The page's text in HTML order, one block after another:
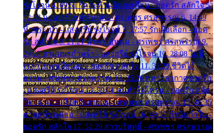
รุ่งโรจน์ 4. 09:51 รักสะท้านดินสะเทือน - ยอดรัก สลักใจ 5.
12:23 มอเตอร์ไซค์ทำหล่น - ศรเพชร ศรสุพรรณ 6. 14:49
หิ้วกระเป๋า - แสงสุรีย์ รุ่งโรจน์ 7. 17:57 รักเผื่อเลือก - ยอด
รัก สลักใจ 8. 21:21 น้ำตาไอ้หนุ่ม - ศรเพชร ศรสุพรรณ 9.
24:27 สามเณรกำพร้า - แสงสุรีย์ รุ่งโรจน์ 10. 28:08 ไม่มี
เวลาไปหาเมียน้อย - ยอดรัก สลักใจ 11. 31:29 ชีวิตไอ้
ธรรม - ศรเพชร ศรสุพรรณ 12. 35:26 ทหารอากาศขาดรัก
- แสงสุรีย์ รุ่งโรจน์ 13. 39:01 คนหัวใจโทรม - ยอดรัก สลัก
ใจ 14. 42:49 ไอ้หวังตายแน่ - ศรเพชร ศรสุพรรณ 15. 46:35
ธาตุแท้ของเธอ - แสงสุรีย์ รุ่งโรจน์ 16. 49:57 กำนันกำใน -
ยอดรัก สลักใจ 17. 52:29 สาวบริสุทธิ์ - ศรเพชร ศรสุพรรณ